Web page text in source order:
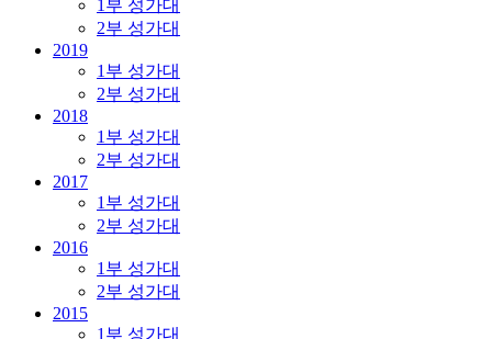
1부 성가대
2부 성가대
2019
1부 성가대
2부 성가대
2018
1부 성가대
2부 성가대
2017
1부 성가대
2부 성가대
2016
1부 성가대
2부 성가대
2015
1부 성가대